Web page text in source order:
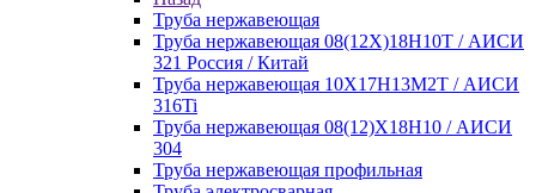
Труба нержавеющая
Труба нержавеющая 08(12Х)18Н10Т / АИСИ
321 Россия / Китай
Труба нержавеющая 10Х17Н13М2Т / АИСИ
316Ti
Труба нержавеющая 08(12)Х18Н10 / АИСИ
304
Труба нержавеющая профильная